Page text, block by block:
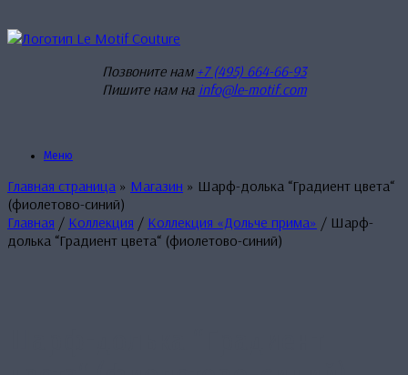
к
Позвоните нам +7 (495) 664-66-93
Пишите нам на info@le-motif.com
Меню
Главная страница » Магазин » Шарф-долька “Градиент цвета“
(фиолетово-синий)
Главная / Коллекция / Коллекция «Дольче прима» / Шарф-
долька “Градиент цвета“ (фиолетово-синий)